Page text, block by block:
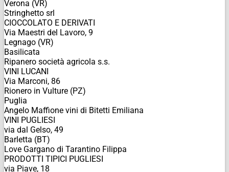
Verona (VR)
Stringhetto srl
CIOCCOLATO E DERIVATI
Via Maestri del Lavoro, 9
Legnago (VR)
Basilicata
Ripanero società agricola s.s.
VINI LUCANI
Via Marconi, 86
Rionero in Vulture (PZ)
Puglia
Angelo Maffione vini di Bitetti Emiliana
VINI PUGLIESI
via dal Gelso, 49
Barletta (BT)
Love Gargano di Tarantino Filippa
PRODOTTI TIPICI PUGLIESI
via Piave, 18